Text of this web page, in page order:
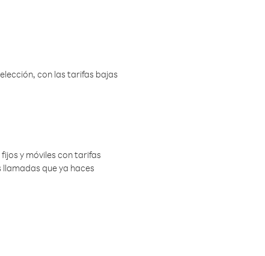
con las tarifas bajas
y móviles con tarifas
que ya haces